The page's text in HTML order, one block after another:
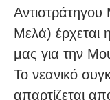
Μελά) έρχεται
μας για την
Το νεανικό
απαρτίζεται